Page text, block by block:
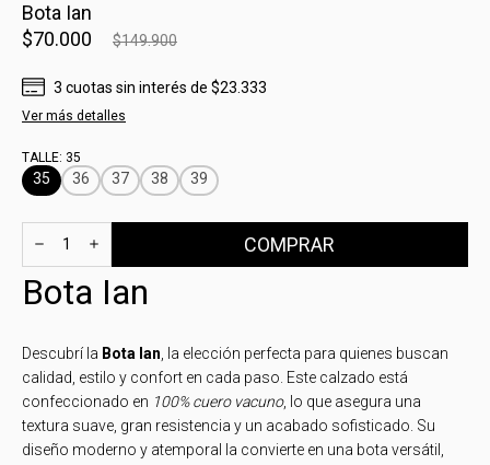
Bota Ian
$70.000
$149.900
3 cuotas sin interés de $23.333
Ver más detalles
TALLE: 35
35 36 37 38 39
Bota Ian
Descubrí la Bota Ian , la elección perfecta para quienes buscan
calidad, estilo y confort en cada paso. Este calzado está
confeccionado en 100% cuero vacuno, lo que asegura una
textura suave, gran resistencia y un acabado sofisticado. Su
diseño moderno y atemporal la convierte en una bota versátil,